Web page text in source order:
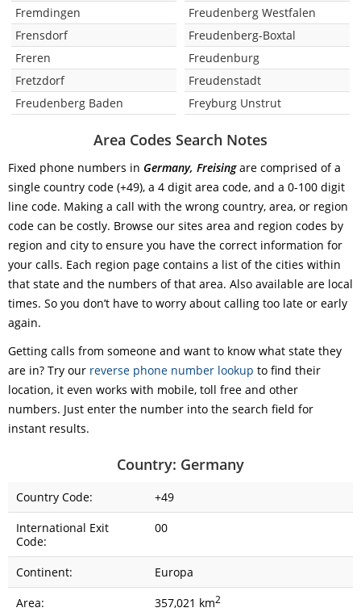
Fremdingen
Frensdorf
Freren
Fretzdorf
Freudenberg Baden
Freudenberg Westfalen
Freudenberg-Boxtal
Freudenburg
Freudenstadt
Freyburg Unstrut
Area Codes Search Notes
Fixed phone numbers in Germany, Freisingare comprised of a
single country code (+49), a 4 digit area code, and a 0-100 digit
line code. Making a call with the wrong country, area, or region
code can be costly. Browse our sites area and region codes by
region and city to ensure you have the correct information for
your calls. Each region page contains a list of the cities within
that state and the numbers of that area. Also available are local
times. So you don’t have to worry about calling too late or early
again.
Getting calls from someone and want to know what state they
are in? Try our reverse phone number lookup to find their
location, it even works with mobile, toll free and other
numbers. Just enter the number into the search field for
instant results.
Country: Germany
Country Code:
+49
International Exit
Code:
00
Continent:
Europa
Area:
357,021 km2